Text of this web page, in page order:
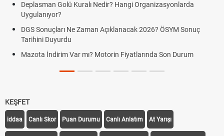
Deplasman Golü Kuralı Nedir? Hangi Organizasyonlarda
Uygulanıyor?
DGS Sonuçları Ne Zaman Açıklanacak 2026? ÖSYM Sonuç
Tarihini Duyurdu
Mazota İndirim Var mı? Motorin Fiyatlarında Son Durum
KEŞFET
iddaa Canlı Skor Puan Durumu Canlı Anlatım At Yarışı